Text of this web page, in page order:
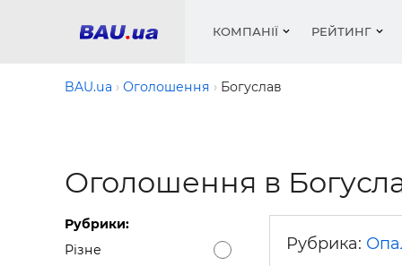
КОМПАНІЇ РЕЙТИНГ
Медіа
Сипучі
цемент
BAU.ua Оголошення Богуслав
Оголошення в
Рубрики:
Різне
Рубрика: